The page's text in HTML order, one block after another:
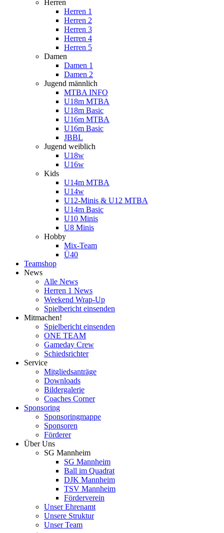
Herren
Herren 1
Herren 2
Herren 3
Herren 4
Herren 5
Damen
Damen 1
Damen 2
Jugend männlich
MTBA INFO
U18m MTBA
U18m Basic
U16m MTBA
U16m Basic
JBBL
Jugend weiblich
U18w
U16w
Kids
U14m MTBA
U14w
U12-Minis & U12 MTBA
U14m Basic
U10 Minis
U8 Minis
Hobby
Mix-Team
Ü40
Teamshop
News
Alle News
Herren 1 News
Weekend Wrap-Up
Spielbericht einsenden
Mitmachen!
Spielbericht einsenden
ONE TEAM
Gameday Crew
Schiedsrichter
Service
Mitgliedsanträge
Downloads
Bildergalerie
Coaches Corner
Sponsoring
Sponsoringmappe
Sponsoren
Förderer
Über Uns
SG Mannheim
SG Mannheim
Ball im Quadrat
DJK Mannheim
TSV Mannheim
Förderverein
Unser Ehrenamt
Unsere Struktur
Unser Team